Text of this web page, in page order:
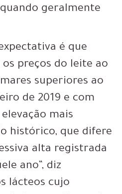
geralmente
é que
preços do leite ao
superiores ao
de 2019 e com
mais
histórico, que difere
alta registrada
ano”, diz
lácteos cujo